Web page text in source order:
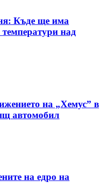
Къде ще има
над
на „Хемус” в
автомобил
на едро на